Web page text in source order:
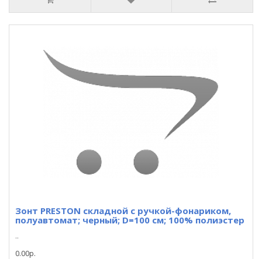
Зонт PRESTON складной с ручкой-фонариком,
полуавтомат; черный; D=100 см; 100% полиэстер
..
0.00р.